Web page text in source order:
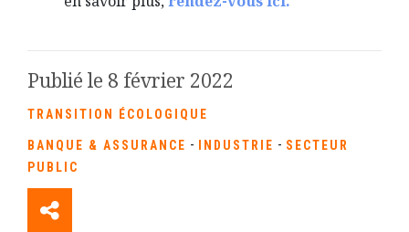
Publié le 8 février 2022
TRANSITION ÉCOLOGIQUE
BANQUE & ASSURANCE - INDUSTRIE - SECTEUR
PUBLIC